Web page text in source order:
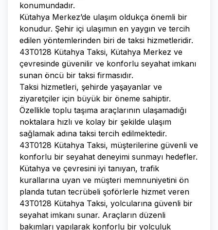
konumundadır.
Kütahya Merkez’de ulaşım oldukça önemli bir
konudur. Şehir içi ulaşımın en yaygın ve tercih
edilen yöntemlerinden biri de taksi hizmetleridir.
43T0128 Kütahya Taksi, Kütahya Merkez ve
çevresinde güvenilir ve konforlu seyahat imkanı
sunan öncü bir taksi firmasıdır.
Taksi hizmetleri, şehirde yaşayanlar ve
ziyaretçiler için büyük bir öneme sahiptir.
Özellikle toplu taşıma araçlarının ulaşamadığı
noktalara hızlı ve kolay bir şekilde ulaşım
sağlamak adına taksi tercih edilmektedir.
43T0128 Kütahya Taksi, müşterilerine güvenli ve
konforlu bir seyahat deneyimi sunmayı hedefler.
Kütahya ve çevresini iyi tanıyan, trafik
kurallarına uyan ve müşteri memnuniyetini ön
planda tutan tecrübeli şoförlerle hizmet veren
43T0128 Kütahya Taksi, yolcularına güvenli bir
seyahat imkanı sunar. Araçların düzenli
bakımları yapılarak konforlu bir yolculuk